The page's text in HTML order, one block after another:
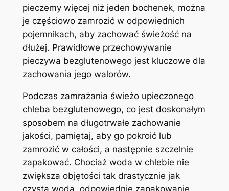
pieczemy więcej niż jeden bochenek, można
je częściowo zamrozić w odpowiednich
pojemnikach, aby zachować świeżość na
dłużej. Prawidłowe przechowywanie
pieczywa bezglutenowego jest kluczowe dla
zachowania jego walorów.
Podczas zamrażania świeżo upieczonego
chleba bezglutenowego, co jest doskonałym
sposobem na długotrwałe zachowanie
jakości, pamiętaj, aby go pokroić lub
zamrozić w całości, a następnie szczelnie
zapakować. Chociaż woda w chlebie nie
zwiększa objętości tak drastycznie jak
czysta woda, odpowiednie zapakowanie